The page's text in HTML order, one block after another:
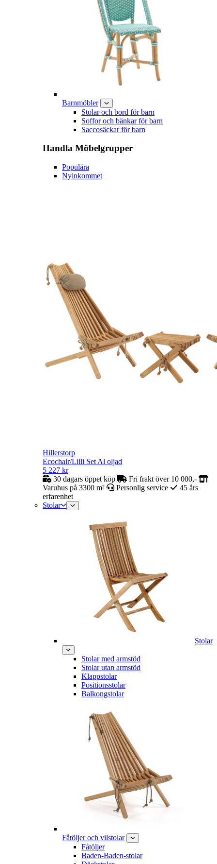
Barnmöbler
Stolar och bord för barn
Soffor och bänkar för barn
Saccosäckar för barn
Handla Möbelgrupper
Populära
Nyinkommet
Hillerstorp
Ecochair/Lilli Set Al oljad
5 227 kr
30 dagars öppet köp
Fri frakt över 10 000,-
Varuhus på 3300 m²
Personlig service
45 års
erfarenhet
Stolar
Stolar
Stolar med armstöd
Stolar utan armstöd
Klappstolar
Positionsstolar
Balkongstolar
Fåtöljer och vilstolar
Fåtöljer
Baden-Baden-stolar